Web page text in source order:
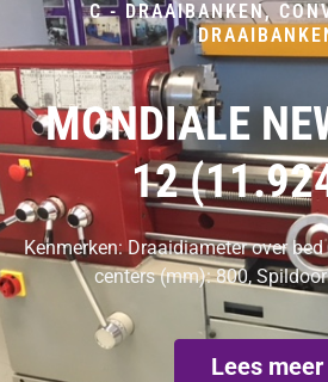
C - DRAAIBANKEN,
MONDIALE
12
Kenmerken: Draaidiameter over
centers (mm): 800,
Lees meer